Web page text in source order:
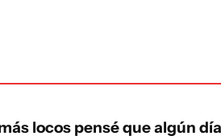
locos pensé que algún